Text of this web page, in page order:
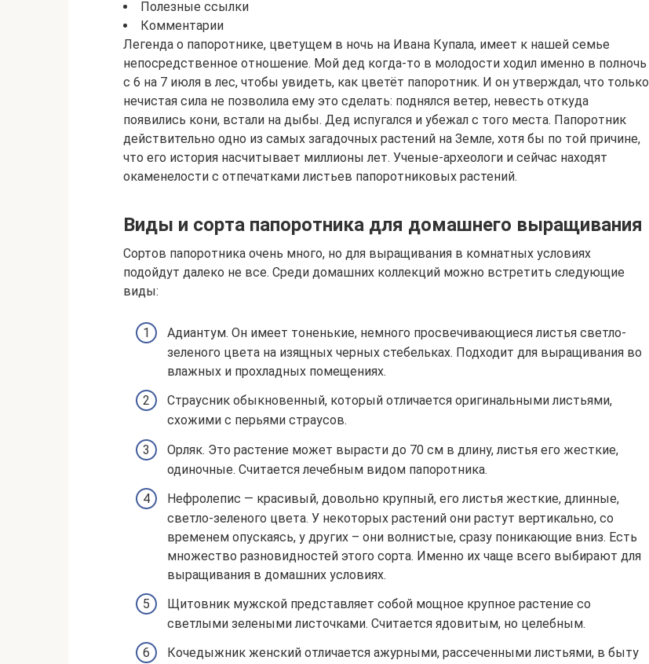
Полезные ссылки
Комментарии
Легенда о папоротнике, цветущем в ночь на Ивана Купала, имеет к нашей семье
непосредственное отношение. Мой дед когда-то в молодости ходил именно в полночь
с 6 на 7 июля в лес, чтобы увидеть, как цветёт папоротник. И он утверждал, что только
нечистая сила не позволила ему это cделать: поднялся ветер, невесть откуда
появились кони, встали на дыбы. Дед испугался и убежал с того места. Папоротник
действительно одно из самых загадочных растений на Земле, хотя бы по той причине,
что его история насчитывает миллионы лет. Ученые-археологи и сейчас находят
окаменелости с отпечатками листьев папоротниковых растений.
Виды и сорта папоротника для домашнего выращивания
Сортов папоротника очень много, но для выращивания в комнатных условиях
подойдут далеко не все. Среди домашних коллекций можно встретить следующие
виды:
Адиантум. Он имеет тоненькие, немного просвечивающиеся листья светло-
зеленого цвета на изящных черных стебельках. Подходит для выращивания во
влажных и прохладных помещениях.
Страусник обыкновенный, который отличается оригинальными листьями,
схожими с перьями страусов.
Орляк. Это растение может вырасти до 70 см в длину, листья его жесткие,
одиночные. Считается лечебным видом папоротника.
Нефролепис — красивый, довольно крупный, его листья жесткие, длинные,
светло-зеленого цвета. У некоторых растений они растут вертикально, со
временем опускаясь, у других – они волнистые, сразу поникающие вниз. Есть
множество разновидностей этого сорта. Именно их чаще всего выбирают для
выращивания в домашних условиях.
Щитовник мужской представляет собой мощное крупное растение со
светлыми зелеными листочками. Считается ядовитым, но целебным.
Кочедыжник женский отличается ажурными, рассеченными листьями, в быту